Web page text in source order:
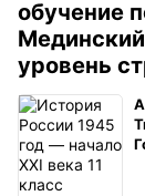
обучение
уровень